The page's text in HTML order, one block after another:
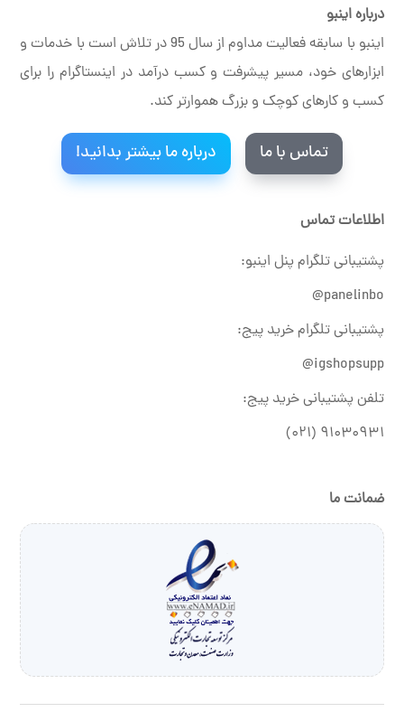
درباره اینبو
اینبو با سابقه فعالیت مداوم از سال 95 در تلاش است با خدمات و
ابزارهای خود، مسیر پیشرفت و کسب درآمد در اینستاگرام را برای
کسب و کارهای کوچک و بزرگ هموارتر کند.
تماس با ما درباره ما بیشتر بدانید!
اطلاعات تماس
پشتیبانی تلگرام پنل اینبو:
panelinbo@
پشتیبانی تلگرام خرید پیج:
igshopsupp@
تلفن پشتیبانی خرید پیج:
۹۱۰۳۰۹۳۱ (۰۲۱)
ضمانت ما